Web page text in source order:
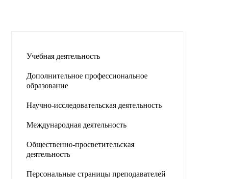
Учебная деятельность
Дополнительное профессиональное
образование
Научно-исследовательская деятельность
Международная деятельность
Общественно-просветительская
деятельность
Персональные страницы преподавателей